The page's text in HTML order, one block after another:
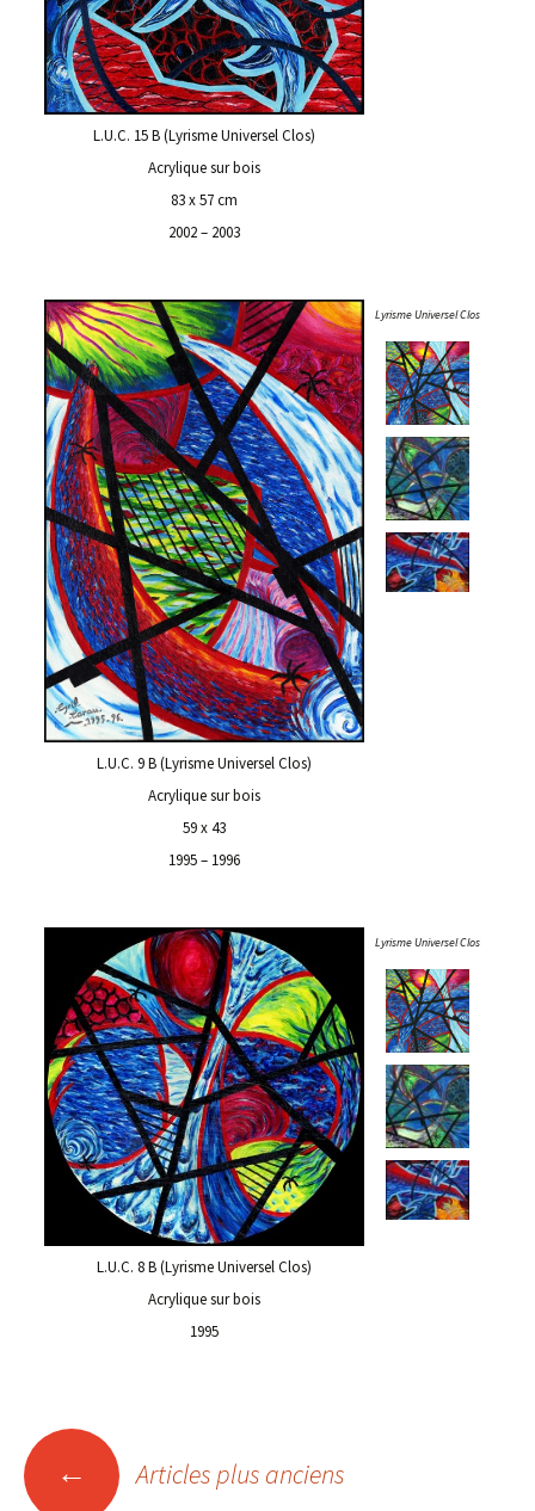
L.U.C. 15 B (Lyrisme Universel Clos)
Acrylique sur bois
83 x 57 cm
2002 – 2003
L.U.C. 9 B (Lyrisme Universel Clos)
Acrylique sur bois
59 x 43
1995 – 1996
Lyrisme Universel Clos
L.U.C. 8 B (Lyrisme Universel Clos)
Acrylique sur bois
1995
Lyrisme Universel Clos
Navigation
des
← Articles plus anciens